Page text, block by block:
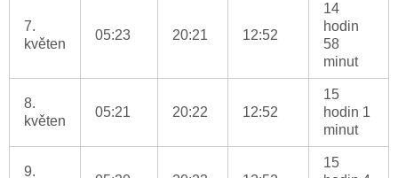
7.
květen
05:23 20:21 12:52
14
hodin
58
minut
8.
květen
05:21 20:22 12:52
15
hodin 1
minut
9.
15